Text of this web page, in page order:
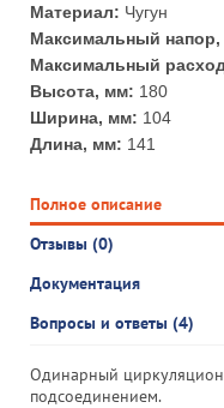
Материал: Чугун
Максимальный
Максимальный
Высота, мм: 180
Ширина, мм: 104
Длина, мм: 141
Полное описание
Отзывы (0)
Документация
Вопросы и ответы (4)
Одинарный
подсоединением.